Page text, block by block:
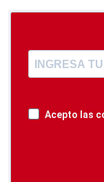
Acepto las